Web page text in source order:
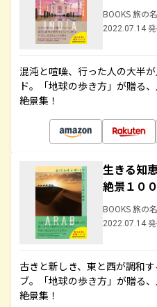
BOOKS 旅の
2022.07.14
混沌と喧噪、行った人の大半
ド。「地球の歩き方」が贈る
絶景集！
生きる知
絶景１００
BOOKS 旅の
2022.07.14
古きと新しき、東と西が調和
ブ。「地球の歩き方」が贈る
絶景集！